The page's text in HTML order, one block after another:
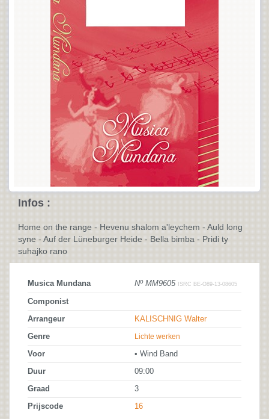
Infos :
Home on the range - Hevenu shalom a'leychem - Auld long
syne - Auf der Lüneburger Heide - Bella bimba - Pridi ty
suhajko rano
Musica Mundana Nº MM9605 ISRC BE-O89-13-08605
Componist
Arrangeur KALISCHNIG Walter
Genre Lichte werken
Voor • Wind Band
Duur 09:00
Graad 3
Prijscode 16